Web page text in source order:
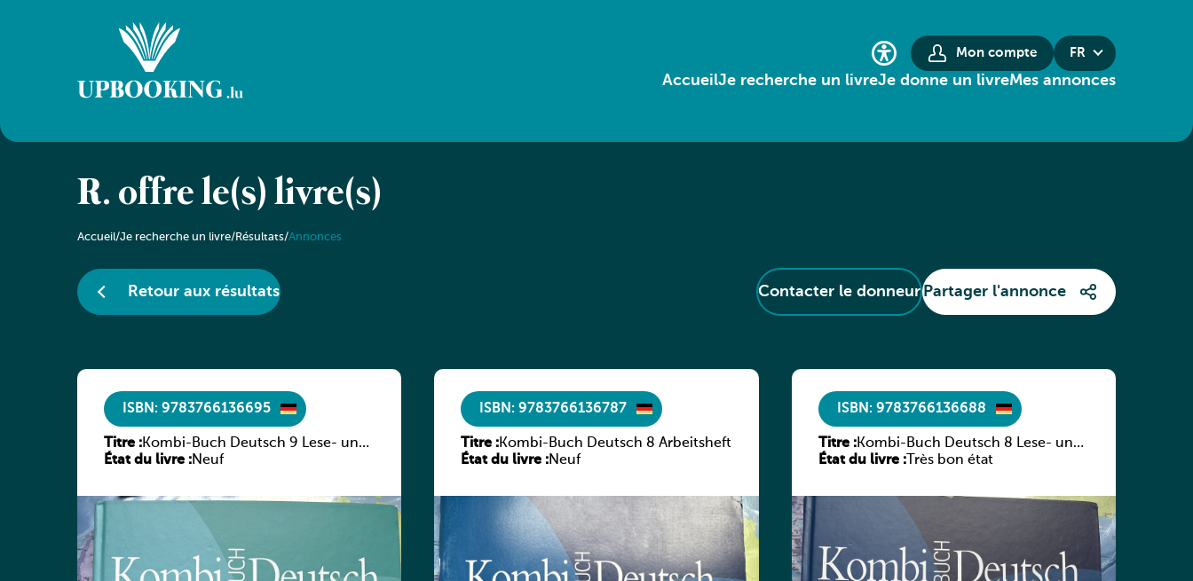
Mon compte FR
AccueilJe recherche un livreJe donne un livreMes annonces
R. offre le(s) livre(s)
Accueil/Je recherche un livre/Résultats/Annonces
Retour aux résultats Contacter le donneur Partager l'annonce
ISBN: 9783766136695
Titre :Kombi-Buch Deutsch 9 Lese- und
Sprachbuch
État du livre :Neuf
ISBN: 9783766136787
Titre :Kombi-Buch Deutsch 8 Arbeitsheft
État du livre :Neuf
ISBN: 9783766136688
Titre :Kombi-Buch Deutsch 8 Lese- und
Sprachbuch
État du livre :Très bon état